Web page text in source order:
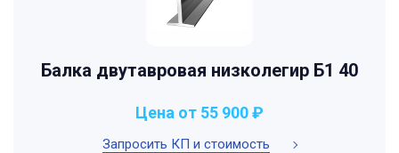
Балка двутавровая низколегир Б1 40
Запросить КП и стоимость
Цена от 55 900 ₽